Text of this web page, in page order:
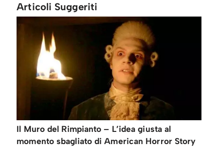
Articoli Suggeriti
Il Muro del Rimpianto – L’idea giusta al
momento sbagliato di American Horror Story